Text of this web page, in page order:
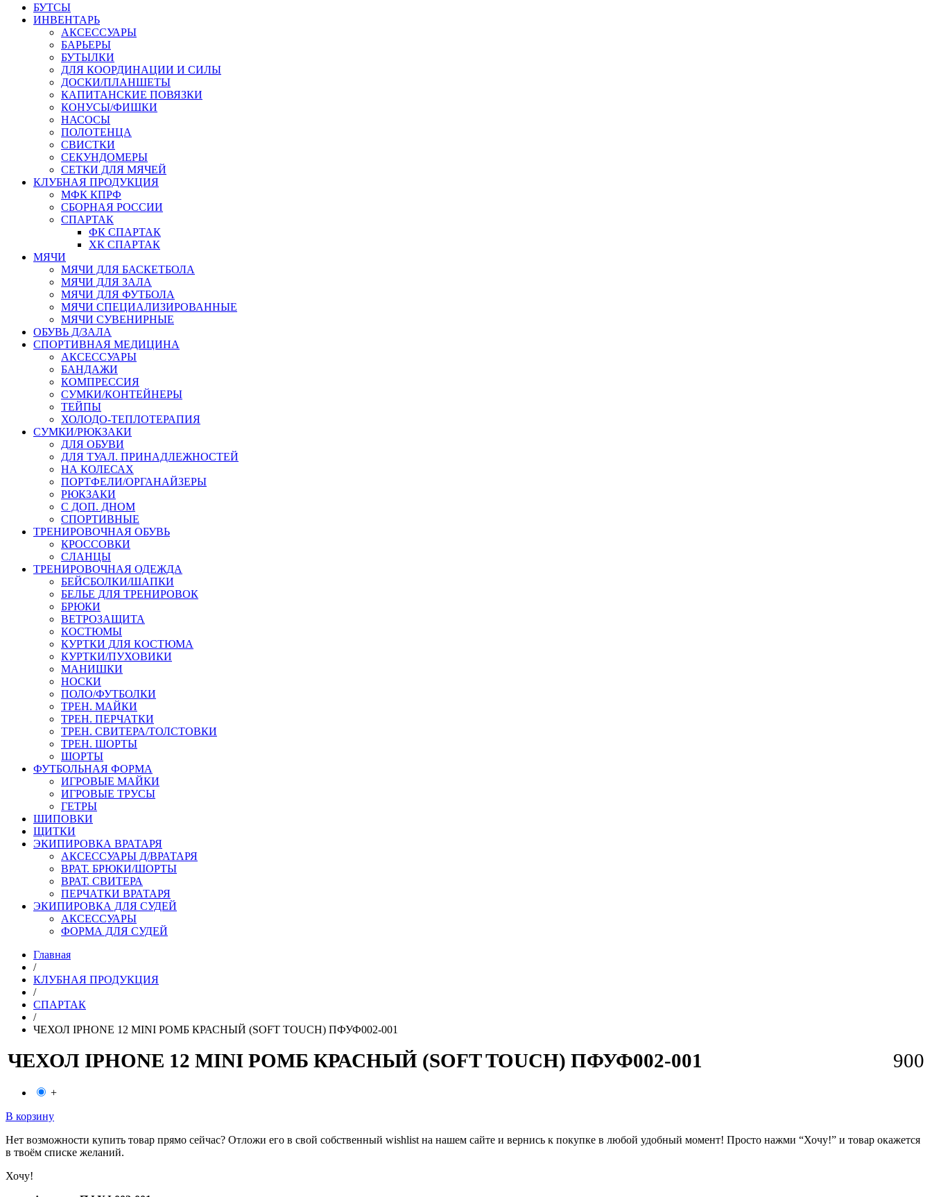
БУТСЫ
ИНВЕНТАРЬ
АКСЕССУАРЫ
БАРЬЕРЫ
БУТЫЛКИ
ДЛЯ КООРДИНАЦИИ И СИЛЫ
ДОСКИ/ПЛАНШЕТЫ
КАПИТАНСКИЕ ПОВЯЗКИ
КОНУСЫ/ФИШКИ
НАСОСЫ
ПОЛОТЕНЦА
СВИСТКИ
СЕКУНДОМЕРЫ
СЕТКИ ДЛЯ МЯЧЕЙ
КЛУБНАЯ ПРОДУКЦИЯ
МФК КПРФ
СБОРНАЯ РОССИИ
СПАРТАК
ФК СПАРТАК
ХК СПАРТАК
МЯЧИ
МЯЧИ ДЛЯ БАСКЕТБОЛА
МЯЧИ ДЛЯ ЗАЛА
МЯЧИ ДЛЯ ФУТБОЛА
МЯЧИ СПЕЦИАЛИЗИРОВАННЫЕ
МЯЧИ СУВЕНИРНЫЕ
ОБУВЬ Д/ЗАЛА
СПОРТИВНАЯ МЕДИЦИНА
АКСЕССУАРЫ
БАНДАЖИ
КОМПРЕССИЯ
СУМКИ/КОНТЕЙНЕРЫ
ТЕЙПЫ
ХОЛОДО-ТЕПЛОТЕРАПИЯ
СУМКИ/РЮКЗАКИ
ДЛЯ ОБУВИ
ДЛЯ ТУАЛ. ПРИНАДЛЕЖНОСТЕЙ
НА КОЛЕСАХ
ПОРТФЕЛИ/ОРГАНАЙЗЕРЫ
РЮКЗАКИ
С ДОП. ДНОМ
СПОРТИВНЫЕ
ТРЕНИРОВОЧНАЯ ОБУВЬ
КРОССОВКИ
СЛАНЦЫ
ТРЕНИРОВОЧНАЯ ОДЕЖДА
БЕЙСБОЛКИ/ШАПКИ
БЕЛЬЕ ДЛЯ ТРЕНИРОВОК
БРЮКИ
ВЕТРОЗАЩИТА
КОСТЮМЫ
КУРТКИ ДЛЯ КОСТЮМА
КУРТКИ/ПУХОВИКИ
МАНИШКИ
НОСКИ
ПОЛО/ФУТБОЛКИ
ТРЕН. МАЙКИ
ТРЕН. ПЕРЧАТКИ
ТРЕН. СВИТЕРА/ТОЛСТОВКИ
ТРЕН. ШОРТЫ
ШОРТЫ
ФУТБОЛЬНАЯ ФОРМА
ИГРОВЫЕ МАЙКИ
ИГРОВЫЕ ТРУСЫ
ГЕТРЫ
ШИПОВКИ
ЩИТКИ
ЭКИПИРОВКА ВРАТАРЯ
АКСЕССУАРЫ Д/ВРАТАРЯ
ВРАТ. БРЮКИ/ШОРТЫ
ВРАТ. СВИТЕРА
ПЕРЧАТКИ ВРАТАРЯ
ЭКИПИРОВКА ДЛЯ СУДЕЙ
АКСЕССУАРЫ
ФОРМА ДЛЯ СУДЕЙ
Главная
/
КЛУБНАЯ ПРОДУКЦИЯ
/
СПАРТАК
/
ЧЕХОЛ IPHONE 12 MINI РОМБ КРАСНЫЙ (SOFT TOUCH) ПФУФ002-001
ЧЕХОЛ IPHONE 12 MINI РОМБ КРАСНЫЙ (SOFT TOUCH) ПФУФ002-001 900
+
В корзину
Нет возможности купить товар прямо сейчас? Отложи его в свой собственный wishlist на нашем сайте и вернись к покупке в любой удобный момент! Просто нажми “Хочу!” и товар окажется
в твоём списке желаний.
Хочу!